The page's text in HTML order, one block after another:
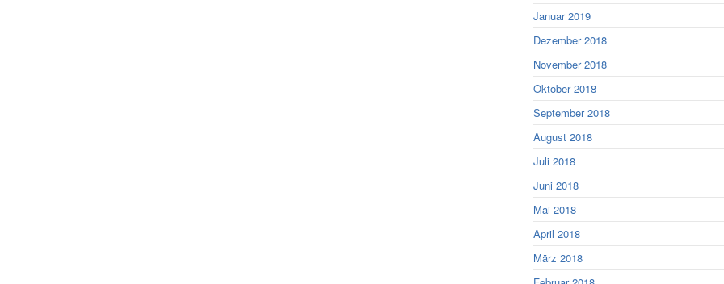
Januar 2019
Dezember 2018
November 2018
Oktober 2018
September 2018
August 2018
Juli 2018
Juni 2018
Mai 2018
April 2018
März 2018